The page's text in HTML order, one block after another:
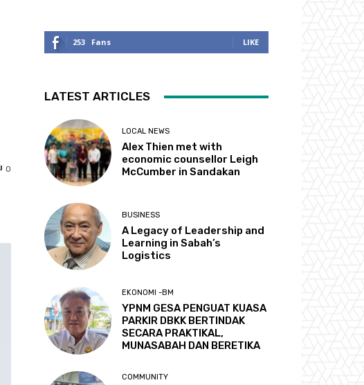
0
253 Fans LIKE
LATEST ARTICLES
LOCAL NEWS
Alex Thien met with
economic counsellor Leigh
McCumber in Sandakan
BUSINESS
A Legacy of Leadership and
Learning in Sabah’s
Logistics
EKONOMI -BM
YPNM GESA PENGUAT KUASA
PARKIR DBKK BERTINDAK
SECARA PRAKTIKAL,
MUNASABAH DAN BERETIKA
COMMUNITY